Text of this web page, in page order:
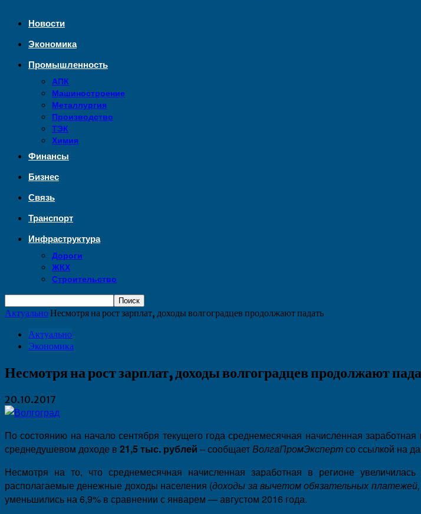
Новости
Экономика
Промышленность
АПК
Машиностроение
Металлургия
Производство
ТЭК
Химия
Финансы
Бизнес
Связь
Транспорт
Инфраструктура
Дороги
ЖКХ
Строительство
АктуальноНесмотря на рост зарплат, доходы волгоградцев продолжают падать
Актуально
Экономика
Несмотря на рост зарплат, доходы волгоградцев продолжают
20.10.2017
По состоянию на начало сентября текущего года среднемесячная начисленная
среднедушевом доходе в 21,5 тыс. рублей – сообщаетВолгаПромЭкспертсо ссылкой на
Несмотря на то, что среднемесячная начисленная заработная в регионе
располагаемые денежные доходы населения (доходы за вычетом обязательных
уменьшились на 6,9% в сравнении с январем — августом 2016 года.